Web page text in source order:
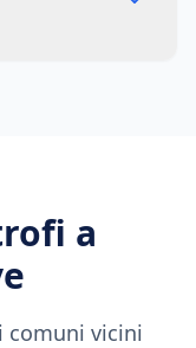
a
comuni vicini